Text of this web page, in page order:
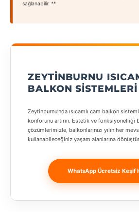
sağlanabilir. **
ZEYTINBURNU
BALKON SISTEMLERI
Zeytinburnu’nda ısıcamlı cam balkon
konforunu artırın. Estetik ve fonksiyonelliği
çözümlerimizle, balkonlarınızı yılın her
kullanabileceğiniz yaşam alanlarına
WhatsApp Ücretsiz Keşif
Balıkesir
Banja
Bingöl
Bitlis
Bosnia and
Herzegovina
București